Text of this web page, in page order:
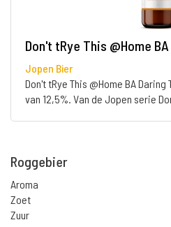
Don't tRye This @Home
Jopen Bier
Don't tRye This @Home BA
van 12,5%. Van de Jopen serie
Roggebier
Aroma
Zoet
Zuur